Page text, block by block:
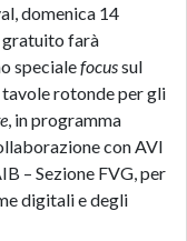
domenica 14
gratuito farà
specialefocussul
tavole rotonde per gli
, in programma
con AVI
– Sezione FVG, per
digitali e degli